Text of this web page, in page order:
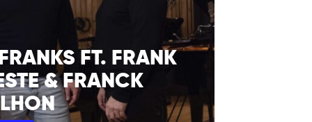
FT. FRANK
& FRANCK